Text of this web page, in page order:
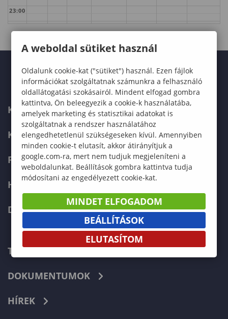
23:00
KARUNK
KÉPZÉSEK
FELVÉTELIZŐKNEK
HALLGATÓKNAK
DOKTORI ISKOLA
TELEFONKÖNYV
DOKUMENTUMOK
HÍREK
A weboldal sütiket használ
Oldalunk cookie-kat ("sütiket") használ. Ezen fájlok
információkat szolgáltatnak számunkra a felhasználó
oldallátogatási szokásairól. Mindent elfogad gombra
kattintva, Ön beleegyezik a cookie-k használatába,
amelyek marketing és statisztikai adatokat is
szolgáltatnak a rendszer használatához
elengedhetetlenül szükségeseken kívül. Amennyiben
minden cookie-t elutasít, akkor átirányítjuk a
google.com-ra, mert nem tudjuk megjeleníteni a
weboldalunkat. Beállítások gombra kattintva tudja
módosítani az engedélyezett cookie-kat.
MINDET ELFOGADOM
BEÁLLÍTÁSOK
ELUTASÍTOM